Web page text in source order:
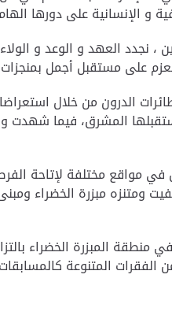
و الإنسانية على دورها
، نجدد العهد و الوعد و
على مستقبل أجمل
الدرون من خلال
المشرق، فيما شهدت
مواقع مختلفة لإتاحة
ومتنزه مبزرة الخضراء
المتنوعة